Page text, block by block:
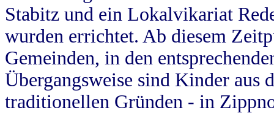
Stabitz und ein Lokalvikariat
wurden errichtet. Ab diesem
Gemeinden, in den
Übergangsweise sind Kinder aus
traditionellen Gründen - in